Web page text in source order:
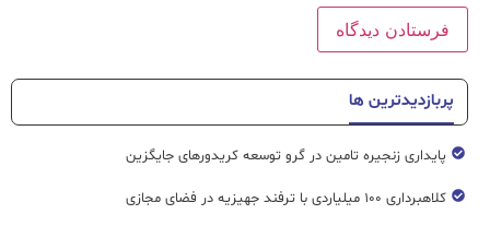
پربازدیدترین ها
پایداری زنجیره تامین در گرو توسعه کریدورهای جایگزین
کلاهبرداری ۱۰۰ میلیاردی با ترفند جهیزیه در فضای مجازی